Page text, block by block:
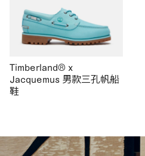
Timberland® x
Jacquemus 男款三孔帆船
鞋